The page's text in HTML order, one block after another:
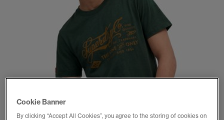
Cookie Banner
By clicking “Accept All Cookies”, you agree to the storing of cookies on